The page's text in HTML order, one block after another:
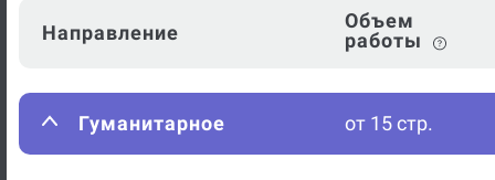
Направление
Объем
работы
Гуманитарное от 15 стр.